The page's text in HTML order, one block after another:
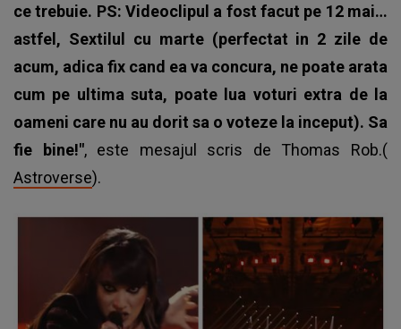
ce trebuie. PS: Videoclipul a fost facut pe 12 mai…
astfel, Sextilul cu marte (perfectat in 2 zile de
acum, adica fix cand ea va concura, ne poate arata
cum pe ultima suta, poate lua voturi extra de la
oameni care nu au dorit sa o voteze la inceput). Sa
fie bine!", este mesajul scris de Thomas Rob.(
Astroverse).